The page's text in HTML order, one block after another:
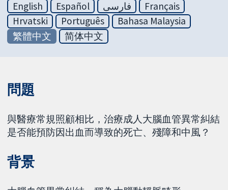
English Español فارسی
Français
Hrvatski
Português
Bahasa Malaysia
繁體中文
简体中文
問題
與醫療常規照顧相比，治療成人大腦血管異常糾結
是否能預防因出血而導致的死亡、殘障和中風？
背景